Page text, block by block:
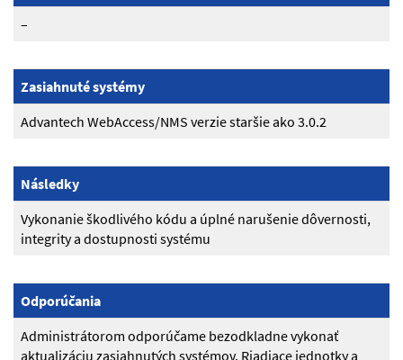
–
Zasiahnuté systémy
Advantech WebAccess/NMS verzie staršie ako 3.0.2
Následky
Vykonanie škodlivého kódu a úplné narušenie dôvernosti,
integrity a dostupnosti systému
Odporúčania
Administrátorom odporúčame bezodkladne vykonať
aktualizáciu zasiahnutých systémov. Riadiace jednotky a